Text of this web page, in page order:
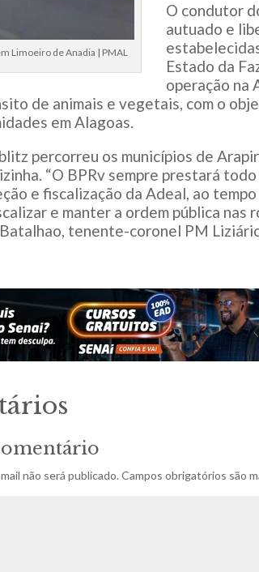
Limoeiro de Anadia | PMAL
O condutor
autuado e
Estado da
operação na
de animais e vegetais, com o
em Alagoas.
percorreu os municípios de
“O BPRv sempre prestará
e fiscalização da Adeal, ao
e manter a ordem pública nas
tenente-coronel PM
não será publicado.Campos obrigatórios são